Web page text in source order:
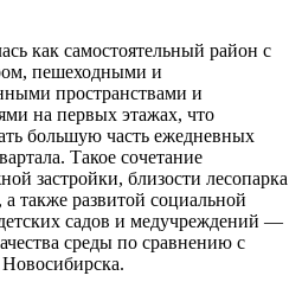
как самостоятельный район с
пешеходными и
пространствами и
на первых этажах, что
большую часть ежедневных
Такое сочетание
застройки, близости лесопарка
также развитой социальной
садов и медучреждений —
среды по сравнению с